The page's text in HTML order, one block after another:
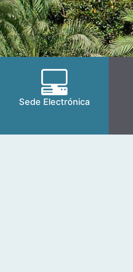
Sede Electrónica